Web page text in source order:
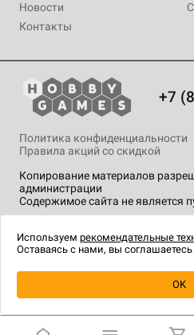
Купить
Новости
Контакты
+7
Копирование материалов
администрации
Содержимое сайта не является
Политика конфиденциальности
Правила акций со скидкой
технологии.
Используем рекомендательные
Оставаясь с нами, вы
OK